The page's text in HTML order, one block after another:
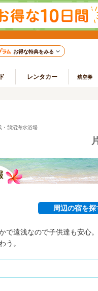
お得な特典をみる
レンタカー 航空券
・鵠沼海水浴場
周辺の宿を探
で遠浅なので子供達も安心
う。